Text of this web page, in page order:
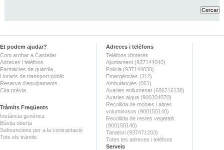
Et podem ajudar?
Com arribar a Castellar
Adreces i telèfons
Farmàcies de guàrdia
Horaris de transport públic
Reserva d'equipaments
Cita prèvia
Tràmits Freqüents
Instància genèrica
Bústia oberta
Subvencions per a la contractació
Tots els tràmits
Adreces i telèfons
Telèfons d'interès
Ajuntament (937144040)
Policia (937144830)
Emergències (112)
Ambulàncies (061)
Avaries enllumenat (686216138)
Avaries aigua (900304070)
Recollida de mobles i altres
voluminosos (900150140)
Recollida de restes vegetals
(900150140)
Tanatori (937471203)
Totes les adreces i telèfons
Serveis